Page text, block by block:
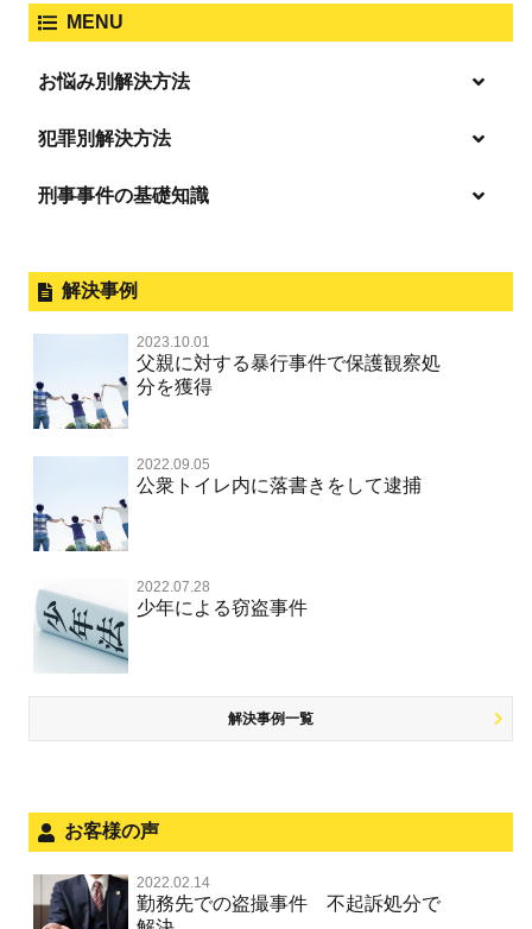
逮捕・監禁
業務妨害
公務執行妨害
強姦・準強姦
淫行・援助交際
公然わいせつ，わいせつ物頒布，淫
行勧誘罪
児童ポルノ・リベンジポルノ
詐欺
恐喝
危険ドラッグ
ひき逃げ・当て逃げ
危険運転行為等
自転車事故
放火・失火
ネット犯罪
銃刀法違反
風営法・風適法違反
児童虐待・保護責任者遺棄
不正競争防止法
MENU
お悩み別解決方法
逮捕の不安や悩み
無実・無罪を証明してほしい
示談で解決してほしい
執行猶予にしてほしい
事件のことを秘密にしたい
被害届・告訴・告発されたら
犯罪別解決方法
事件別－暴力事件
過失致死・過失傷害
器物損壊
脅迫・強要
業務妨害罪
公務執行妨害罪
逮捕・監禁
暴行・傷害
略取・誘拐・人身売買
性犯罪 TOP
淫行・援助交際（児童買春、淫行条例、児童福祉法違反）
不同意性交等罪（旧 強制性交等罪，準強制性交等罪），
監護者性交等罪
不同意わいせつ（旧 強制わいせつ，準強制わいせつ）
公然わいせつ罪，わいせつ物頒布等罪，淫行勧誘罪
児童ポルノ リベンジポルノ
盗撮，のぞき行為
事件別－財産犯
財産犯 TOP
横領 背任
窃盗罪
知的財産と刑事事件
恐喝
盗品売買・譲り受け等
事件別－薬物事件
薬物事件 TOP
覚せい剤
危険ドラッグ
大麻
麻薬及び向精神薬
事件別－交通違反・交通事故
交通違反・交通事故 TOP
交通事故 交通違反と刑事事件
自転車事故
人身事故・死亡事故
無免許運転
その他 TOP
児童虐待・保護責任者遺棄
住居侵入等
銃刀法違反
ストーカー事件
不正競争防止法
風営法・風適法違反
文書偽造・偽造文書行使
刑事事件の基礎知識
刑事裁判の概要・手続
公務員の逮捕・刑事事件
控訴・上告
国選弁護士と私選弁護士の違い
司法取引・刑事免責
取調べの注意点
少年事件の手続と特色
少年事件の処分
被害届・告訴・告発の不安や悩み
面会・差し入れ
解決事例
2023.10.01
父親に対する暴行事件で保護観察処
分を獲得
2022.09.05
公衆トイレ内に落書きをして逮捕
2022.07.28
少年による窃盗事件
解決事例一覧
お客様の声
2022.02.14
勤務先での盗撮事件 不起訴処分で